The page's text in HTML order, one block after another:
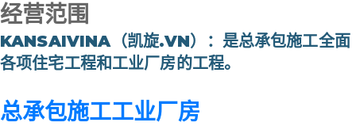
经营范围
KANSAIVINA（凯旋.VN）：是总承包施工全面
各项住宅工程和工业厂房的工程。
总承包施工工业厂房